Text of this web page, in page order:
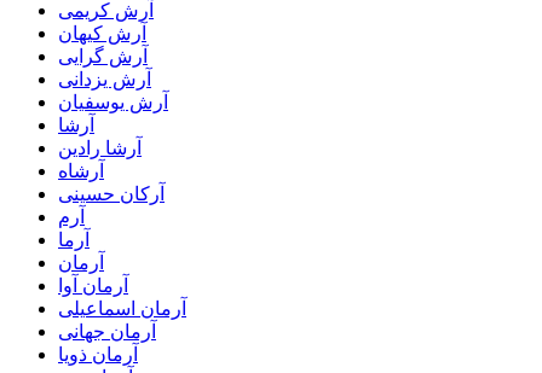
آرش کریمی
آرش کیهان
آرش گرایی
آرش یزدانی
آرش یوسفیان
آرشا
آرشا رادین
آرشاه
آرکان حسینی
آرم
آرما
آرمان
آرمان آوا
آرمان اسماعیلی
آرمان جهانی
آرمان ذویا